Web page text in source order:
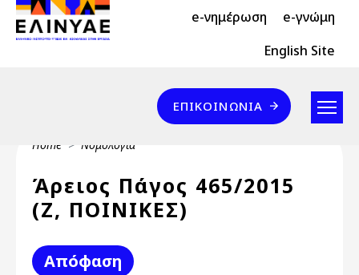
Skip to main content
Header Top 2 e-νημέρωση e-γνώμη
Header Top English Site
Επικοινωνία
ΕΠΙΚΟΙΝΩΝΊΑ
Breadcrumb
Home Νομολογία
Άρειος Πάγος 465/2015
(Ζ, ΠΟΙΝΙΚΕΣ)
Απόφαση